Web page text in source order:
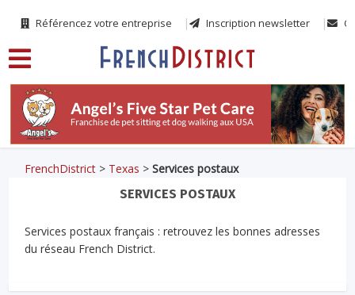
Référencez votre entreprise Inscription newsletter
FrenchDistrict > Texas >Services postaux
SERVICES POSTAUX
Services postaux français : retrouvez les bonnes adresses
du réseau French District.